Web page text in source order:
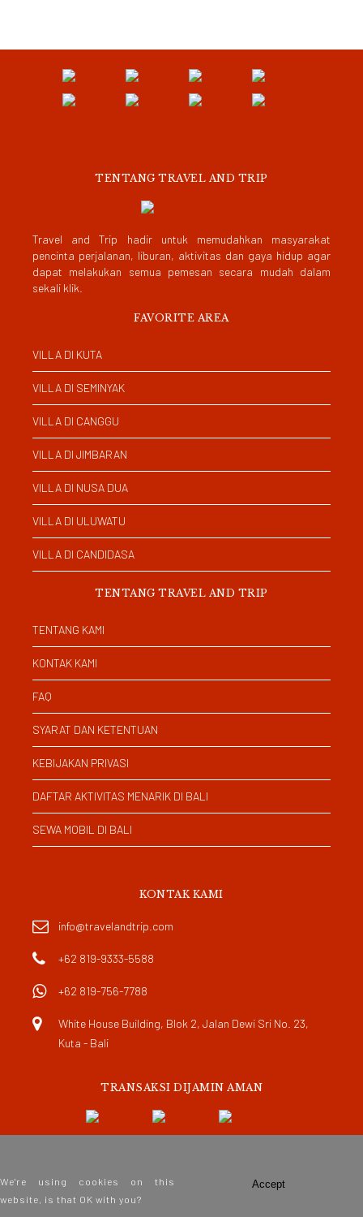
TENTANG TRAVEL AND TRIP
Travel and Trip hadir untuk memudahkan masyarakat
pencinta perjalanan, liburan, aktivitas dan gaya hidup agar
dapat melakukan semua pemesan secara mudah dalam
sekali klik.
FAVORITE AREA
VILLA DI KUTA
VILLA DI SEMINYAK
VILLA DI CANGGU
VILLA DI JIMBARAN
VILLA DI NUSA DUA
VILLA DI ULUWATU
VILLA DI CANDIDASA
TENTANG TRAVEL AND TRIP
TENTANG KAMI
KONTAK KAMI
FAQ
SYARAT DAN KETENTUAN
KEBIJAKAN PRIVASI
DAFTAR AKTIVITAS MENARIK DI BALI
SEWA MOBIL DI BALI
KONTAK KAMI
info@travelandtrip.com
+62 819-9333-5588
+62 819-756-7788
White House Building, Blok 2, Jalan Dewi Sri No. 23,
Kuta - Bali
TRANSAKSI DIJAMIN AMAN
copyright © 2026 Travel and Trip. All rights reserved.
We're using cookies on this
website, is that OK with you?
Accept